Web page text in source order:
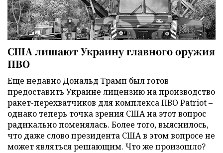
США лишают Украину главного оружия
ПВО
Еще недавно Дональд Трамп был готов
предоставить Украине лицензию на производство
ракет-перехватчиков для комплекса ПВО Patriot –
однако теперь точка зрения США на этот вопрос
радикально поменялась. Более того, выяснилось,
что даже слово президента США в этом вопросе не
может являться решающим. Что же произошло?